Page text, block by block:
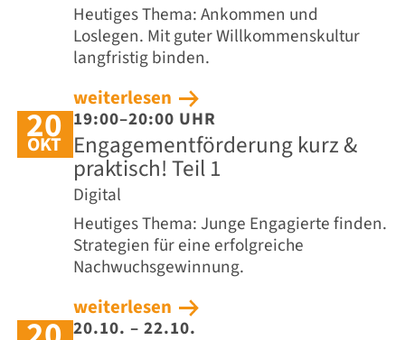
Heutiges Thema: Ankommen und
Loslegen. Mit guter Willkommenskultur
langfristig binden.
weiterlesen
20
OKT
19:00–20:00 UHR
Engagementförderung kurz &
praktisch! Teil 1
Digital
Heutiges Thema: Junge Engagierte finden.
Strategien für eine erfolgreiche
Nachwuchsgewinnung.
weiterlesen
20.10. – 22.10.